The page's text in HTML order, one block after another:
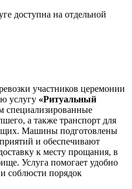
доступна на отдельной
участников церемонии
услугу «Ритуальный
специализированные
а также транспорт для
Машины подготовлены
и обеспечивают
к месту прощания, в
Услуга помогает удобно
соблюсти порядок